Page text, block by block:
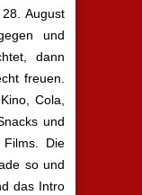
August
und
dann
freuen.
Cola,
und
Die
so und
das Intro